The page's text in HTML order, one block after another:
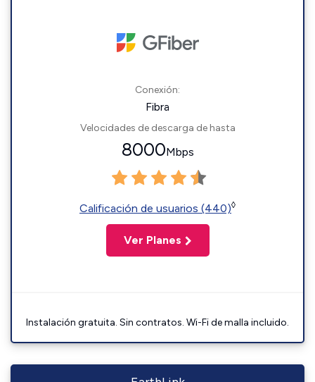
Conexión:
Fibra
Velocidades de descarga de hasta
8000Mbps
Calificación de usuarios (440)◊
Ver Planes
Instalación gratuita. Sin contratos. Wi-Fi de malla incluido.